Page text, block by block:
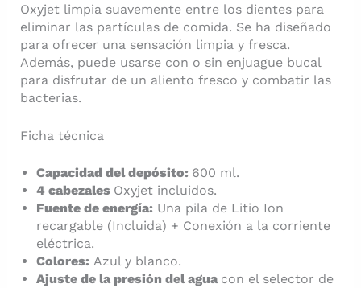
Oxyjet limpia suavemente entre los dientes para
eliminar las partículas de comida. Se ha diseñado
para ofrecer una sensación limpia y fresca.
Además, puede usarse con o sin enjuague bucal
para disfrutar de un aliento fresco y combatir las
bacterias.
Ficha técnica
Capacidad del depósito: 600 ml.
4 cabezales Oxyjet incluidos.
Fuente de energía:Una pila de Litio Ion
recargable (Incluida) + Conexión a la corriente
eléctrica.
Colores:Azul y blanco.
Ajuste de la presión del agua con el selector de